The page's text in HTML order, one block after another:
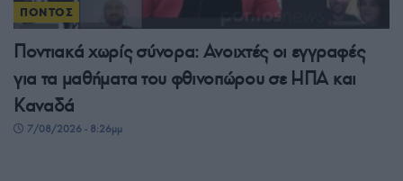
ΠΟΝΤΟΣ
Ποντιακά χωρίς σύνορα: Ανοιχτές οι εγγραφές
για τα μαθήματα του φθινοπώρου σε ΗΠΑ και
Καναδά
7/08/2026 - 8:26μμ